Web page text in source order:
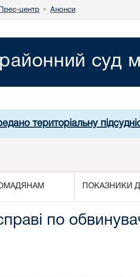
Прес-центр • Анонси
суд
територіальну
ПОКАЗНИКИ
по